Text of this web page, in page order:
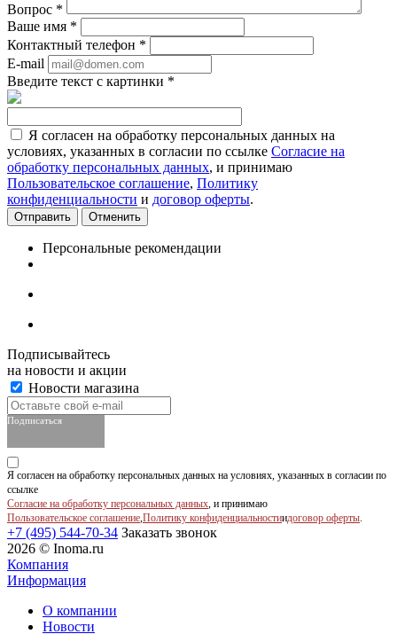
Вопрос *
Ваше имя *
Контактный телефон *
E-mail
Введите текст с картинки *
Я согласен на обработку персональных данных на
условиях, указанных в согласии по ссылке Согласие на
обработку персональных данных, и принимаю
Пользовательское соглашение, Политику
конфиденциальности и договор оферты.
Отменить
Персональные рекомендации
Подписывайтесь
на новости и акции
Новости магазина
Подписаться
Я согласен на обработку персональных данных на условиях, указанных в согласии по
ссылке
Согласие на обработку персональных данных, и принимаю
Пользовательское соглашение,Политику конфиденциальностиидоговор оферты.
+7 (495) 544-70-34 Заказать звонок
2026 © Inoma.ru
Компания
Информация
О компании
Новости